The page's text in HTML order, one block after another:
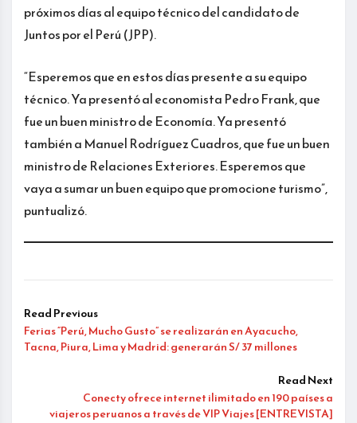
próximos días al equipo técnico del candidato de
Juntos por el Perú (JPP).
“Esperemos que en estos días presente a su equipo
técnico. Ya presentó al economista Pedro Frank, que
fue un buen ministro de Economía. Ya presentó
también a Manuel Rodríguez Cuadros, que fue un buen
ministro de Relaciones Exteriores. Esperemos que
vaya a sumar un buen equipo que promocione turismo”,
puntualizó.
Read Previous
Ferias “Perú, Mucho Gusto” se realizarán en Ayacucho,
Tacna, Piura, Lima y Madrid: generarán S/ 37 millones
Read Next
Conecty ofrece internet ilimitado en 190 países a
viajeros peruanos a través de VIP Viajes [ENTREVISTA]